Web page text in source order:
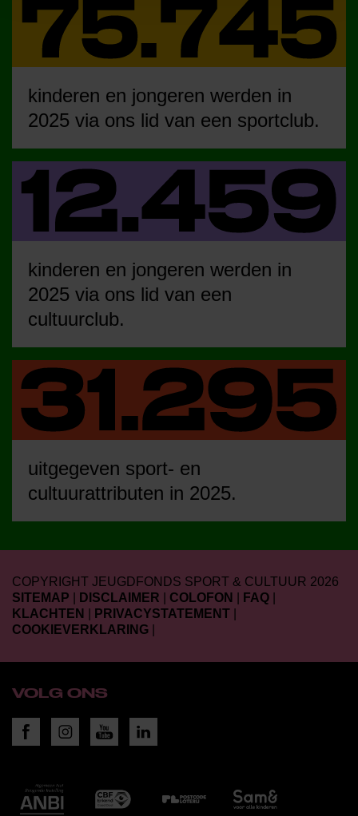
kinderen en jongeren werden in
2025 via ons lid van een sportclub.
kinderen en jongeren werden in
2025 via ons lid van een
cultuurclub.
uitgegeven sport- en
cultuurattributen in 2025.
COPYRIGHT JEUGDFONDS SPORT & CULTUUR 2026
SITEMAP
DISCLAIMER COLOFON FAQ
KLACHTEN
PRIVACYSTATEMENT
COOKIEVERKLARING
VOLG ONS